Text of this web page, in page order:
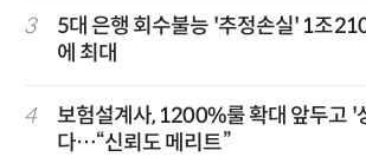
3
5대 은행 회수불능 '추정손실' 1조
에 최대
4
보험설계사, 1200%룰 확대 앞두고 '
다…“신뢰도 메리트”